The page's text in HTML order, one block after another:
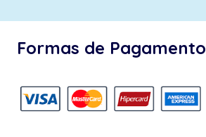
Formas de Pagamento